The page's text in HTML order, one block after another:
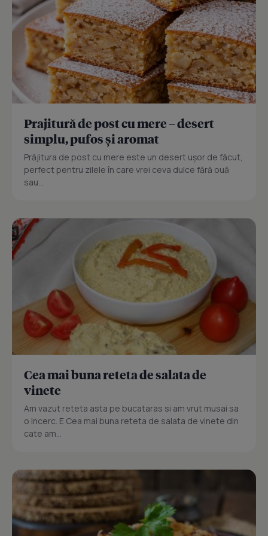
Prajitură de post cu mere – desert
simplu, pufos și aromat
Prăjitura de post cu mere este un desert ușor de făcut,
perfect pentru zilele în care vrei ceva dulce fără ouă
sau...
Cea mai buna reteta de salata de
vinete
Am vazut reteta asta pe bucataras si am vrut musai sa
o incerc. E Cea mai buna reteta de salata de vinete din
cate am...